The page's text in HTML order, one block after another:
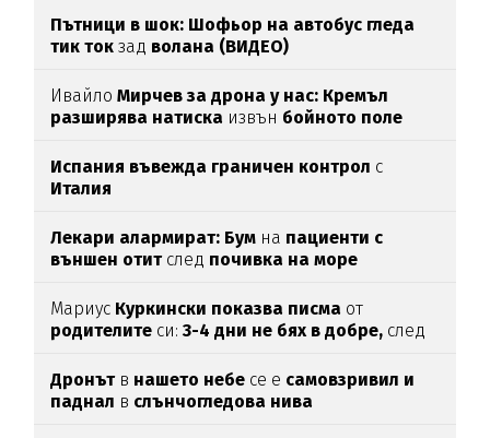
Пътници в шок: Шофьор на автобус гледа
тик ток зад волана (ВИДЕО)
ИвайлоМирчев за дрона у нас: Кремъл
разширява натиска извън бойното поле
Испания въвежда граничен контрол с
Италия
Лекари алармират: Бум на пациенти с
външен отитслед почивка на море
Мариус Куркински показва писма от
родителите си:3-4 дни не бях в добре, след
Дронътв нашето небе се е самовзривил и
паднал в слънчогледова нива